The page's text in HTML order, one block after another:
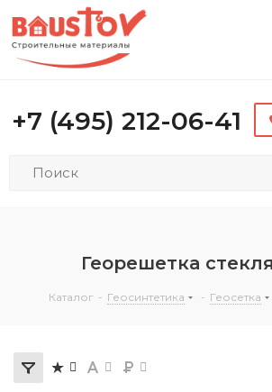
+7 (495) 212-06-41
Георешетка
Каталог - Геосинтетика - Геосетка